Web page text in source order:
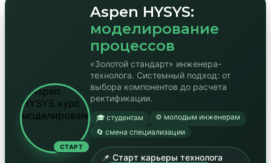
СТАРТ
Aspen HYSYS:
моделирование
процессов
«Золотой стандарт» инженера-
технолога. Системный подход: от
выбора компонентов до расчета
ректификации.
🎓 студентам
⚙️ молодым инженерам
🔄 смена специализации
📌 Старт карьеры технолога